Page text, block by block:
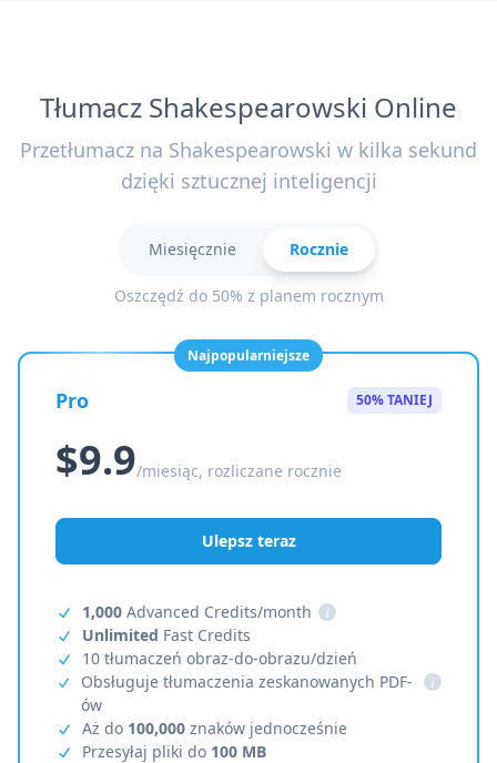
Tłumacz Shakespearowski Online
Przetłumacz na Shakespearowski w kilka sekund
dzięki sztucznej inteligencji
Miesięcznie Rocznie
Oszczędź do 50% z planem rocznym
Najpopularniejsze
Pro 50% TANIEJ
$9.9/miesiąc, rozliczane rocznie
Ulepsz teraz
1,000 Advanced Credits/month
i
Unlimited Fast Credits
10 tłumaczeń obraz-do-obrazu/dzień
Obsługuje tłumaczenia zeskanowanych PDF-
ów
i
Aż do 100,000 znaków jednocześnie
Przesyłaj pliki do 100 MB